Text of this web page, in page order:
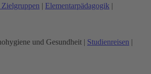
Zielgruppen | Elementarpädagogik |
und Gesundheit | Studienreisen |